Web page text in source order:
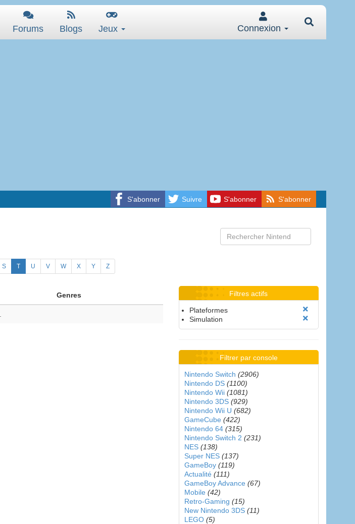
Forums Blogs Jeux Connexion
S'abonner Suivre S'abonner S'abonner
S T U V W X Y Z
Genres Filtres actifs
Plateformes
Simulation
Filtrer par console
Nintendo Switch (2906)
Nintendo DS (1100)
Nintendo Wii (1081)
Nintendo 3DS (929)
Nintendo Wii U (682)
GameCube (422)
Nintendo 64 (315)
Nintendo Switch 2 (231)
NES (138)
Super NES (137)
GameBoy (119)
Actualité (111)
GameBoy Advance (67)
Mobile (42)
Retro-Gaming (15)
New Nintendo 3DS (11)
LEGO (5)